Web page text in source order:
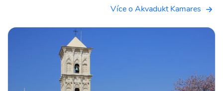
Více o Akvadukt Kamares